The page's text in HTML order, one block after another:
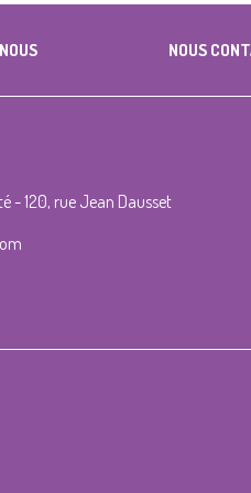
NOUS
- 120, rue Jean Dausset